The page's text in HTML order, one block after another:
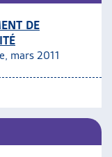
DE
mars 2011